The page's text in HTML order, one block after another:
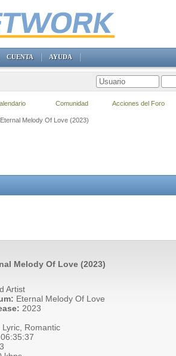
Melody Of Love (2023)
Melody Of Love (2023)
Artist
Eternal Melody Of Love
2023
Lyric, Romantic
06:35:37
CUENTA AYUDA
Comunidad Acciones del Foro